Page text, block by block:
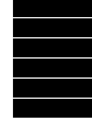
▶ ウィメ
折